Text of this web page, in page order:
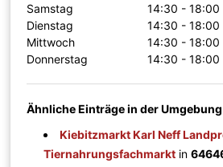
Samstag
14:30 - 18:00
Dienstag
14:30 - 18:00
Mittwoch
14:30 - 18:00
Donnerstag
14:30 - 18:00
Ähnliche Einträge in der Umgebung
Kiebitzmarkt Karl Neff
Tiernahrungsfachmarkt in